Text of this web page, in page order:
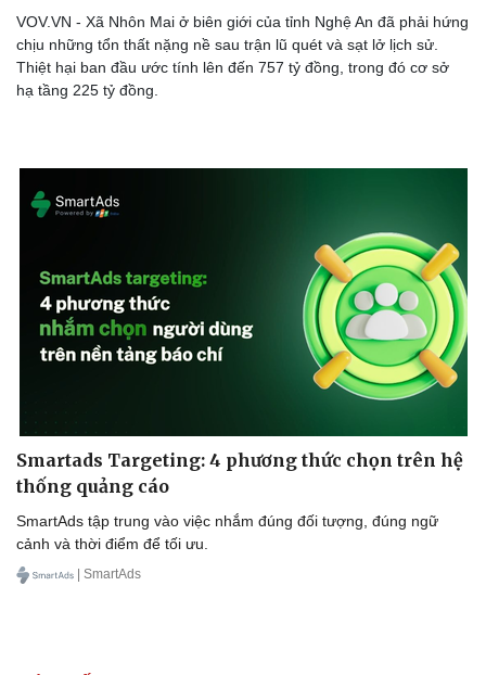
VOV.VN - Xã Nhôn Mai ở biên giới của tỉnh Nghệ An đã phải hứng
chịu những tổn thất nặng nề sau trận lũ quét và sạt lở lịch sử.
Thiệt hại ban đầu ước tính lên đến 757 tỷ đồng, trong đó cơ sở
hạ tầng 225 tỷ đồng.
Smartads Targeting: 4 phương thức chọn trên hệ
thống quảng cáo
SmartAds tập trung vào việc nhắm đúng đối tượng, đúng ngữ
cảnh và thời điểm để tối ưu.
| SmartAds